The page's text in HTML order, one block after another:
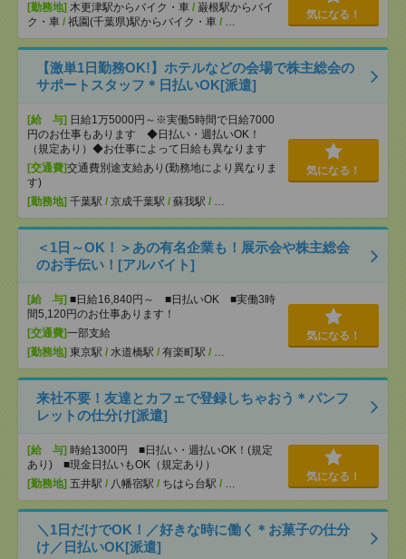
[勤務地] 木更津駅からバイク・車 / 巌根駅からバイ
ク・車 / 祇園(千葉県)駅からバイク・車 / …
気になる！
【激単1日勤務OK!】ホテルなどの会場で株主総会の
サポートスタッフ＊日払いOK[派遣]
[給 与] 日給1万5000円～※実働5時間で日給7000
円のお仕事もあります ◆日払い・週払いOK！
（規定あり）◆お仕事によって日給も異なります
[交通費]交通費別途支給あり(勤務地により異なりま
す)
[勤務地] 千葉駅 / 京成千葉駅 / 蘇我駅 / …
気になる！
＜1日～OK！＞あの有名企業も！展示会や株主総会
のお手伝い！[アルバイト]
[給 与] ■日給16,840円～ ■日払いOK ■実働3時
間5,120円のお仕事あります！
[交通費]一部支給
[勤務地] 東京駅 / 水道橋駅 / 有楽町駅 / …
気になる！
来社不要！友達とカフェで登録しちゃおう＊パンフ
レットの仕分け[派遣]
[給 与] 時給1300円 ■日払い・週払いOK！(規定
あり) ■現金日払いもOK（規定あり）
[勤務地] 五井駅 / 八幡宿駅 / ちはら台駅 / …
気になる！
＼1日だけでOK！／好きな時に働く＊お菓子の仕分
け／日払いOK[派遣]